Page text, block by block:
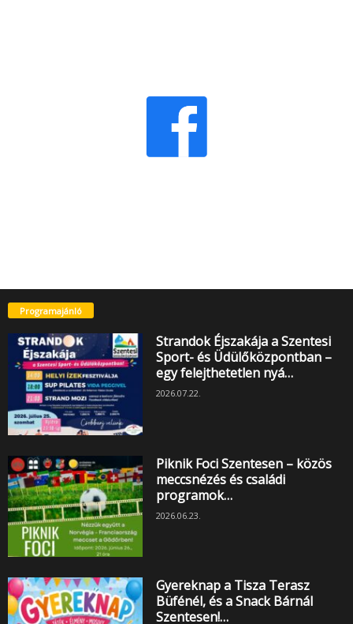
Programajánló
Strandok Éjszakája a Szentesi
Sport- és Üdülőközpontban –
egy felejthetetlen nyá…
2026.07.22.
Piknik Foci Szentesen – közös
meccsnézés és családi
programok…
2026.06.23.
Gyereknap a Tisza Terasz
Büfénél, és a Snack Bárnál
Szentesen!…